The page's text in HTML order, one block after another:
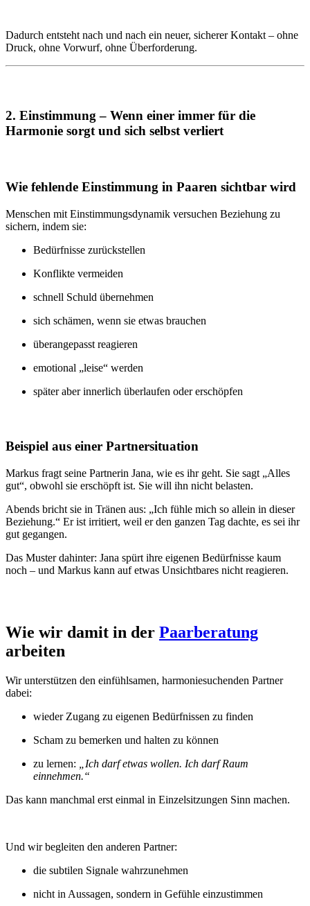
Dadurch entsteht nach und nach ein neuer, sicherer Kontakt – ohne
Druck, ohne Vorwurf, ohne Überforderung.
2. Einstimmung – Wenn einer immer für die
Harmonie sorgt und sich selbst verliert
Wie fehlende Einstimmung in Paaren sichtbar wird
Menschen mit Einstimmungsdynamik versuchen Beziehung zu
sichern, indem sie:
Bedürfnisse zurückstellen
Konflikte vermeiden
schnell Schuld übernehmen
sich schämen, wenn sie etwas brauchen
überangepasst reagieren
emotional „leise“ werden
später aber innerlich überlaufen oder erschöpfen
Beispiel aus einer Partnersituation
Markus fragt seine Partnerin Jana, wie es ihr geht. Sie sagt „Alles
gut“, obwohl sie erschöpft ist. Sie will ihn nicht belasten.
Abends bricht sie in Tränen aus: „Ich fühle mich so allein in dieser
Beziehung.“ Er ist irritiert, weil er den ganzen Tag dachte, es sei ihr
gut gegangen.
Das Muster dahinter: Jana spürt ihre eigenen Bedürfnisse kaum
noch – und Markus kann auf etwas Unsichtbares nicht reagieren.
Wie wir damit in der Paarberatung
arbeiten
Wir unterstützen den einfühlsamen, harmoniesuchenden Partner
dabei:
wieder Zugang zu eigenen Bedürfnissen zu finden
Scham zu bemerken und halten zu können
zu lernen:
„Ich darf etwas wollen. Ich darf Raum
einnehmen.“
Das kann manchmal erst einmal in Einzelsitzungen Sinn machen.
Und wir begleiten den anderen Partner:
die subtilen Signale wahrzunehmen
nicht in Aussagen, sondern in Gefühle einzustimmen